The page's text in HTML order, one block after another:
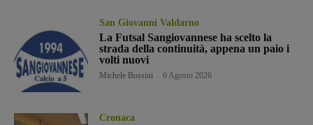
San Giovanni Valdarno
La Futsal Sangiovannese ha scelto la
strada della continuità, appena un paio i
volti nuovi
Michele Bossini 6 Agosto 2026
Cronaca